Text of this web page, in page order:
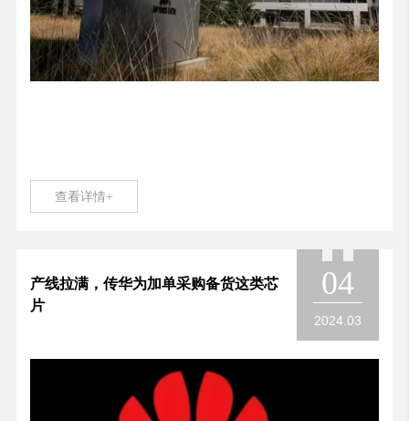
查看详情+
产线拉满，传华为加单采购备货这类芯
片
04
2024.03